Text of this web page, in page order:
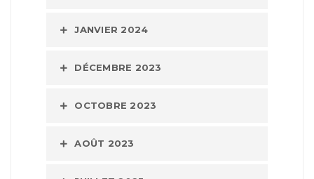
JANVIER 2024
DÉCEMBRE 2023
OCTOBRE 2023
AOÛT 2023